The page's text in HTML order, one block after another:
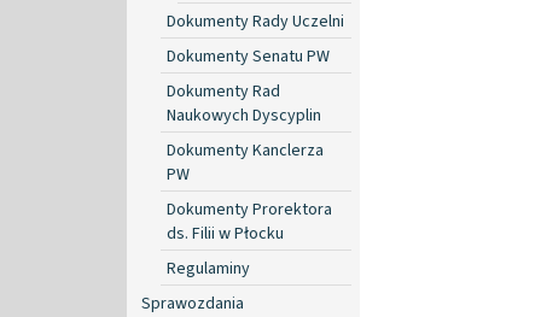
Dokumenty Rady Uczelni
Dokumenty Senatu PW
Dokumenty Rad
Naukowych Dyscyplin
Dokumenty Kanclerza
PW
Dokumenty Prorektora
ds. Filii w Płocku
Regulaminy
Sprawozdania